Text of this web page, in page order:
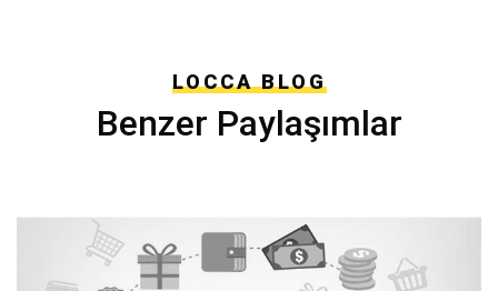
LOCCA BLOG
Benzer Paylaşımlar